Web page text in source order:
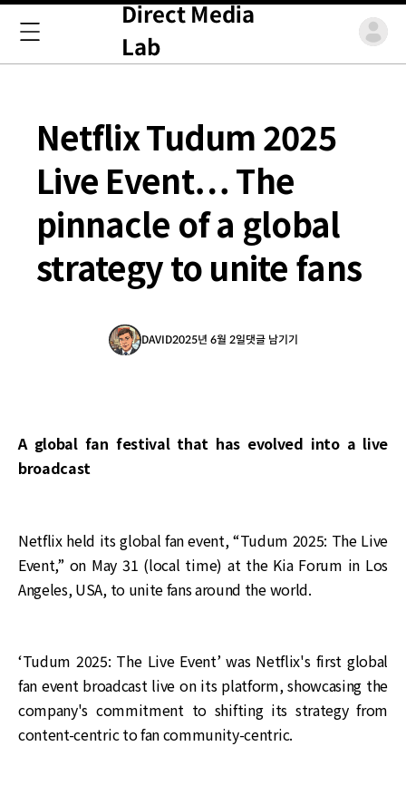
Direct Media
Lab
Netflix Tudum 2025
Live Event… The
pinnacle of a global
strategy to unite fans
DAVID2025년 6월 2일댓글 남기기
A global fan festival that has evolved into a live
broadcast
Netflix held its global fan event, “Tudum 2025: The Live
Event,” on May 31 (local time) at the Kia Forum in Los
Angeles, USA, to unite fans around the world.
‘Tudum 2025: The Live Event’ was Netflix's first global
fan event broadcast live on its platform, showcasing the
company's commitment to shifting its strategy from
content-centric to fan community-centric.